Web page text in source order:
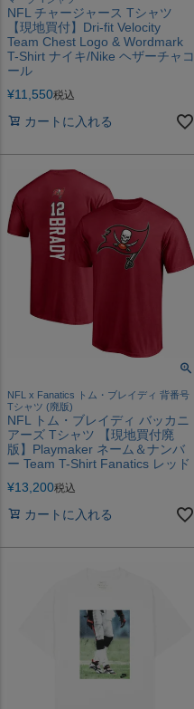
NFL チャージャース Tシャツ
【現地買付】Dri-fit Velocity
Team Chest Logo & Wordmark
T-Shirt ナイキ/Nike ヘザーチャコ
ール
¥11,550税込
カートに入れる
NFL x Fanatics トム・ブレイディ 背番号
Tシャツ (廃版)
NFL トム・ブレイディ バッカニ
アーズ Tシャツ 【現地買付廃
版】Playmaker ネーム＆ナンバ
ー Team T-Shirt Fanatics レッド
¥13,200税込
カートに入れる